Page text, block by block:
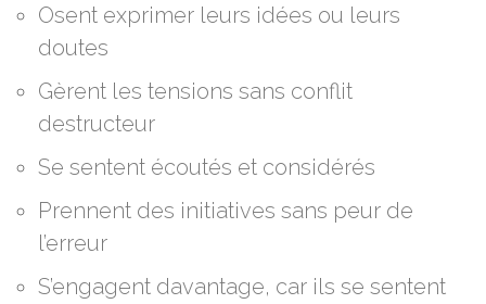
Osent exprimer leurs idées ou leurs
doutes
Gèrent les tensions sans conflit
destructeur
Se sentent écoutés et considérés
Prennent des initiatives sans peur de
l’erreur
S’engagent davantage, car ils se sentent